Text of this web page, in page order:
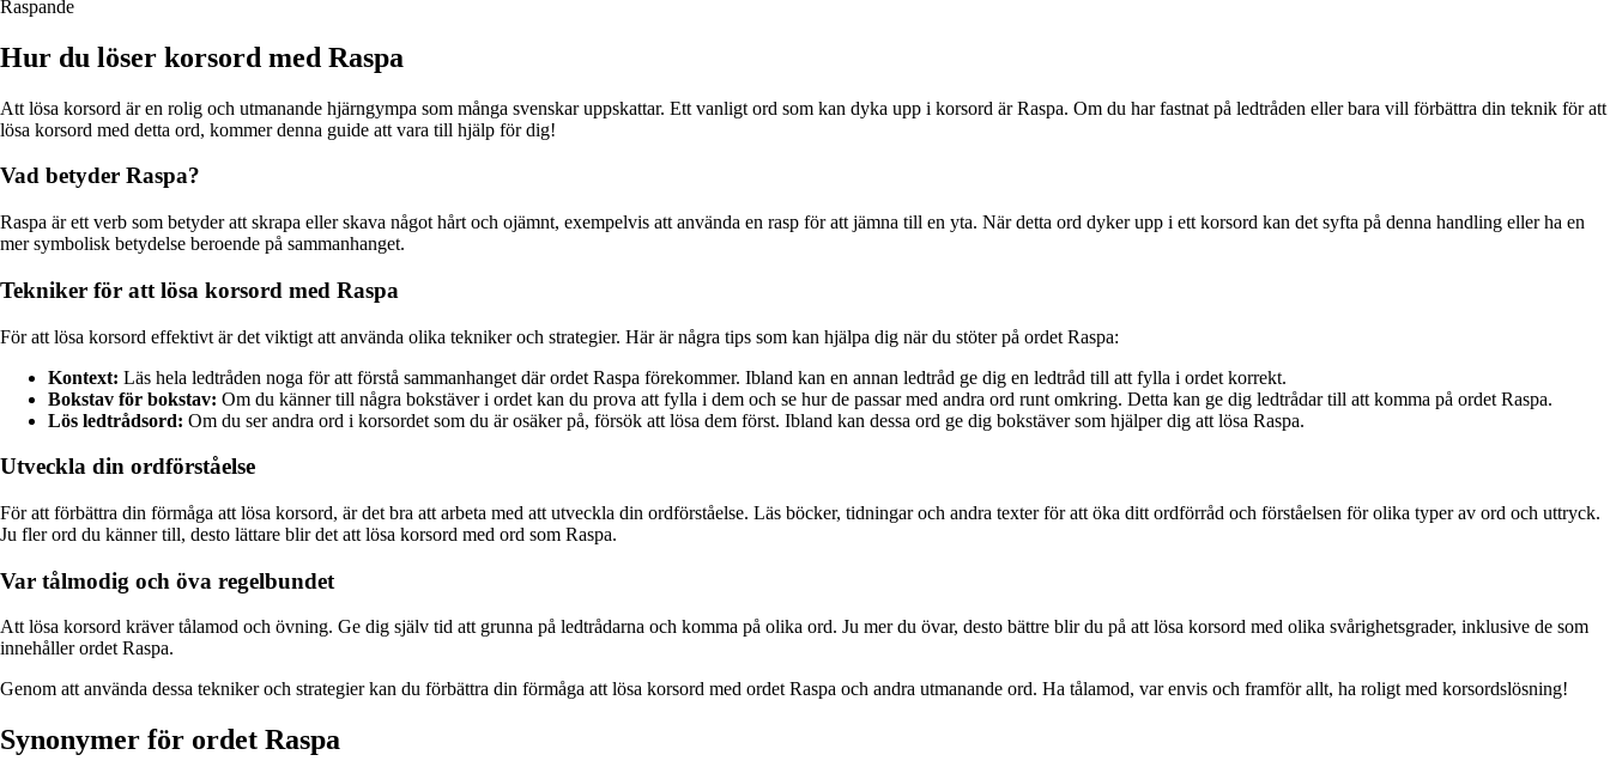
Raspande
Hur du löser korsord med Raspa
Att lösa korsord är en rolig och utmanande hjärngympa som många svenskar uppskattar. Ett vanligt ord som kan dyka upp i korsord är Raspa. Om du har fastnat på ledtråden eller bara vill förbättra din teknik för att
lösa korsord med detta ord, kommer denna guide att vara till hjälp för dig!
Vad betyder Raspa?
Raspa är ett verb som betyder att skrapa eller skava något hårt och ojämnt, exempelvis att använda en rasp för att jämna till en yta. När detta ord dyker upp i ett korsord kan det syfta på denna handling eller ha en
mer symbolisk betydelse beroende på sammanhanget.
Tekniker för att lösa korsord med Raspa
För att lösa korsord effektivt är det viktigt att använda olika tekniker och strategier. Här är några tips som kan hjälpa dig när du stöter på ordet Raspa:
Kontext: Läs hela ledtråden noga för att förstå sammanhanget där ordet Raspa förekommer. Ibland kan en annan ledtråd ge dig en ledtråd till att fylla i ordet korrekt.
Bokstav för bokstav: Om du känner till några bokstäver i ordet kan du prova att fylla i dem och se hur de passar med andra ord runt omkring. Detta kan ge dig ledtrådar till att komma på ordet Raspa.
Lös ledtrådsord: Om du ser andra ord i korsordet som du är osäker på, försök att lösa dem först. Ibland kan dessa ord ge dig bokstäver som hjälper dig att lösa Raspa.
Utveckla din ordförståelse
För att förbättra din förmåga att lösa korsord, är det bra att arbeta med att utveckla din ordförståelse. Läs böcker, tidningar och andra texter för att öka ditt ordförråd och förståelsen för olika typer av ord och uttryck.
Ju fler ord du känner till, desto lättare blir det att lösa korsord med ord som Raspa.
Var tålmodig och öva regelbundet
Att lösa korsord kräver tålamod och övning. Ge dig själv tid att grunna på ledtrådarna och komma på olika ord. Ju mer du övar, desto bättre blir du på att lösa korsord med olika svårighetsgrader, inklusive de som
innehåller ordet Raspa.
Genom att använda dessa tekniker och strategier kan du förbättra din förmåga att lösa korsord med ordet Raspa och andra utmanande ord. Ha tålamod, var envis och framför allt, ha roligt med korsordslösning!
Synonymer för ordet Raspa